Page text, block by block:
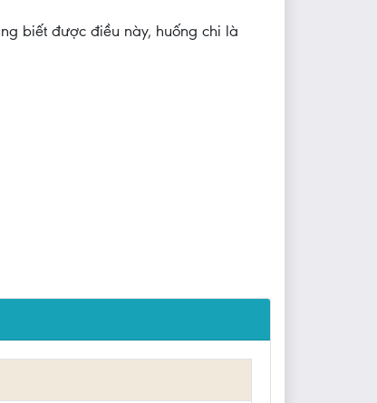
biết được điều này, huống chi là